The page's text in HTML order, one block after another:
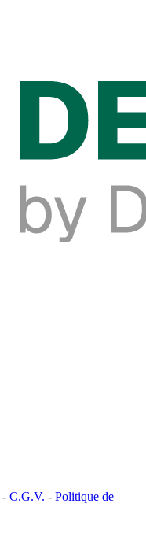
- C.G.V. - Politique de